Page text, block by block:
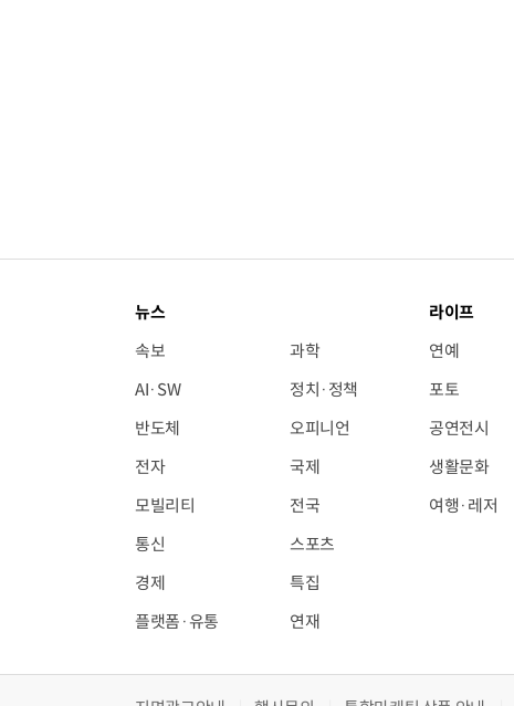
뉴스
속보
AI·SW
반도체
전자
모빌리티
통신
경제
플랫폼·유통
과학
정치·정책
오피니언
국제
전국
스포츠
특집
연재
라이프
연예
포토
공연전시
생활문화
여행·레저